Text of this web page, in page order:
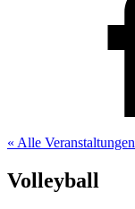
« Alle Veranstaltungen
Volleyball